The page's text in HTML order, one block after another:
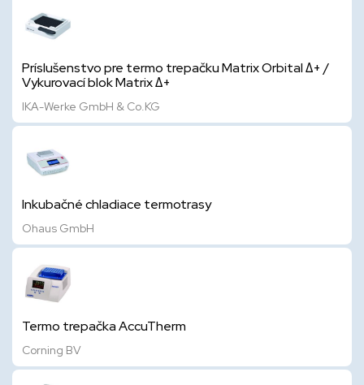
Príslušenstvo pre termo trepačku Matrix Orbital Δ+ /
Vykurovací blok Matrix Δ+
IKA-Werke GmbH & Co.KG
Inkubačné chladiace termotrasy
Ohaus GmbH
Termo trepačka AccuTherm
Corning BV